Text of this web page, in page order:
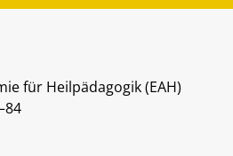
für Heilpädagogik (EAH)